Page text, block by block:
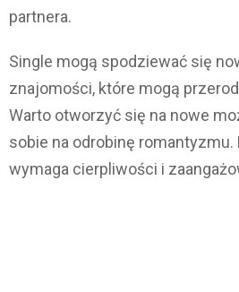
partnera.
Single mogą spodziewać się
znajomości, które mogą
Warto otworzyć się na nowe
sobie na odrobinę romantyzmu.
wymaga cierpliwości i